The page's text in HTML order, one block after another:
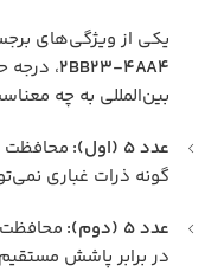
یکی از ویژگی‌های
2BB23-4AA4
بین‌المللی به چه
عدد 5 (اول):
محافظت
گونه ذرات غباری
عدد 5 (دوم):
در برابر پاشش